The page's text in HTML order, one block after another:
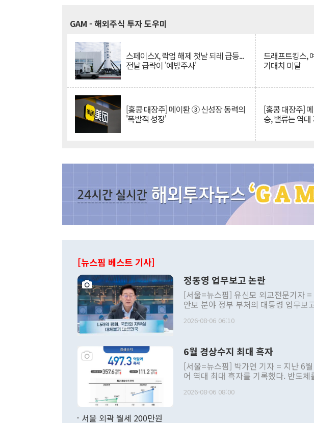
GAM - 해외주식 투자 도우미
스페이스X, 락업 해제 첫날 되레 급등...
전날 급락이 '예방주사'
드래프트킹스,
기대치 미달
[홍콩 대장주] 메이퇀 ③ 신성장 동력의
'폭발적 성장'
[홍콩 대장주]
승, 밸류는 역대
[뉴스핌 베스트 기사]
정동영 업무보고 논란
[서울=뉴스핌] 유신모 외교전문기자
안보 분야 정부 부처의 대통령 업무보
발언 중에는 정부 내 조율을 거치지 않
주의적 희망에 근거한 비현실적 구상'
관의 대북 정책 관련 발언이 물의를 빚
관 부처 장관이 공개적으로 부정적 입
관의 무리한 대북 접근법과 월권을 제
다. [정동영 통일부 장관이 지난달 23일 오후 서울 종로구 정부서울청사에
2026-08-06 06:10
6월 경상수지 최대 흑자
[서울=뉴스핌] 박가연 기자 = 지난 6
어 역대 최대 흑자를 기록했다. 반도
료=한국은행] 한국은행이 6일 발표한 '2026년 6월 국제수지(잠정)'에 따르
2026-08-06 08:00
서울 외곽 월세 200만원